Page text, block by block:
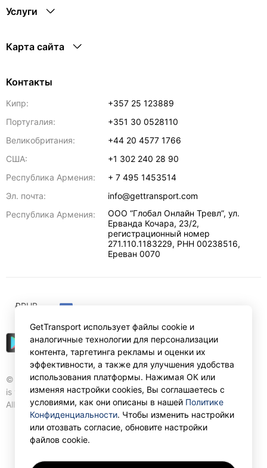
Услуги
Карта сайта
Контакты
Кипр:
+357 25 123889
Португалия:
+351 30 0528110
Великобритания:
+44 20 4577 1766
США:
+1 302 240 28 90
Республика Армения:
+ 7 495 1453514
Эл. почта:
info@gettransport.com
Республика Армения:
ООО “Глобал Онлайн Тревл”, ул.
Ерванда Кочара, 23/2,
регистрационный номер
271.110.1183229, РНН 00238516,
Ереван 0070
© Gettransport International Limited. GetTransport®
is trademark of Gettransport International Limited.
All rights reserved.
₽RUB
GetTransport использует файлы cookie и
аналогичные технологии для персонализации
контента, таргетинга рекламы и оценки их
эффективности, а также для улучшения удобства
использования платформы. Нажимая ОК или
изменяя настройки cookies, Вы соглашаетесь с
условиями, как они описаны в нашей Политике
Конфиденциальности. Чтобы изменить настройки
или отозвать согласие, обновите настройки
файлов cookie.